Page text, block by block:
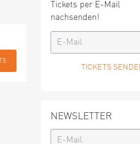
Tickets per E-Mail
nachsenden!
TICKETS
NEWSLETTER